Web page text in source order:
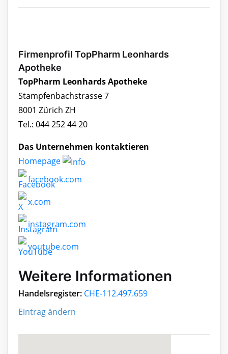
Firmenprofil TopPharm Leonhards
Apotheke
TopPharm Leonhards Apotheke
Stampfenbachstrasse 7
8001 Zürich ZH
Tel.: 044 252 44 20
Das Unternehmen kontaktieren
Homepage
facebook.com
x.com
instagram.com
youtube.com
Weitere Informationen
Handelsregister: CHE-112.497.659
Eintrag ändern